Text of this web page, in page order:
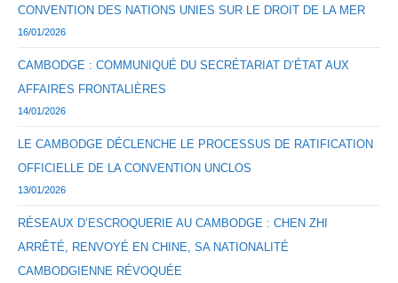
CONVENTION DES NATIONS UNIES SUR LE DROIT DE LA MER
16/01/2026
CAMBODGE : COMMUNIQUÉ DU SECRÉTARIAT D’ÉTAT AUX
AFFAIRES FRONTALIÈRES
14/01/2026
LE CAMBODGE DÉCLENCHE LE PROCESSUS DE RATIFICATION
OFFICIELLE DE LA CONVENTION UNCLOS
13/01/2026
RÉSEAUX D’ESCROQUERIE AU CAMBODGE : CHEN ZHI
ARRÊTÉ, RENVOYÉ EN CHINE, SA NATIONALITÉ
CAMBODGIENNE RÉVOQUÉE